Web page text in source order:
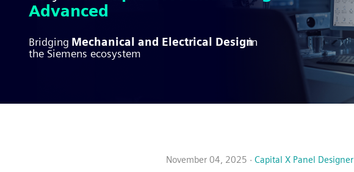
November 04, 2025 · Capital X Panel Designer